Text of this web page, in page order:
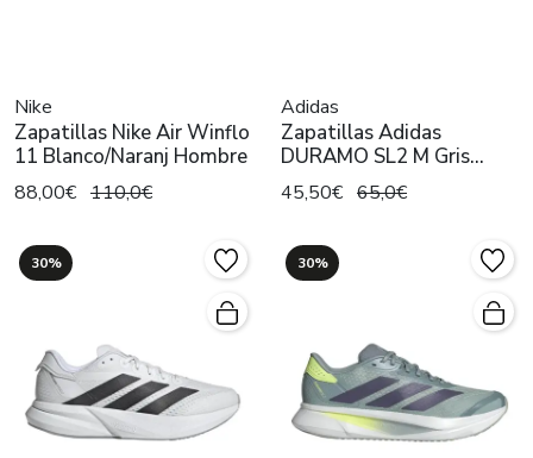
Nike
Zapatillas Nike Air Winflo
11 Blanco/Naranj Hombre
88,00€ 110,0€
Adidas
Zapatillas Adidas
DURAMO SL2 M Gris
Hombre
45,50€ 65,0€
30% 30%